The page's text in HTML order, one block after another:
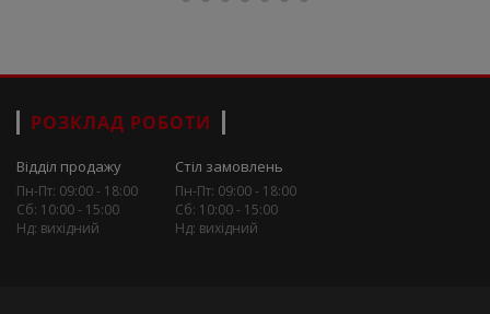
РОЗКЛАД РОБОТИ
Відділ продажу
Пн-Пт: 09:00 - 18:00
Сб: 10:00 - 15:00
Нд: вихідний
Стіл замовлень
Пн-Пт: 09:00 - 18:00
Сб: 10:00 - 15:00
Нд: вихідний